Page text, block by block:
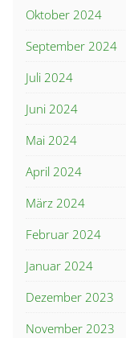
Oktober 2024
September 2024
Juli 2024
Juni 2024
Mai 2024
April 2024
März 2024
Februar 2024
Januar 2024
Dezember 2023
November 2023